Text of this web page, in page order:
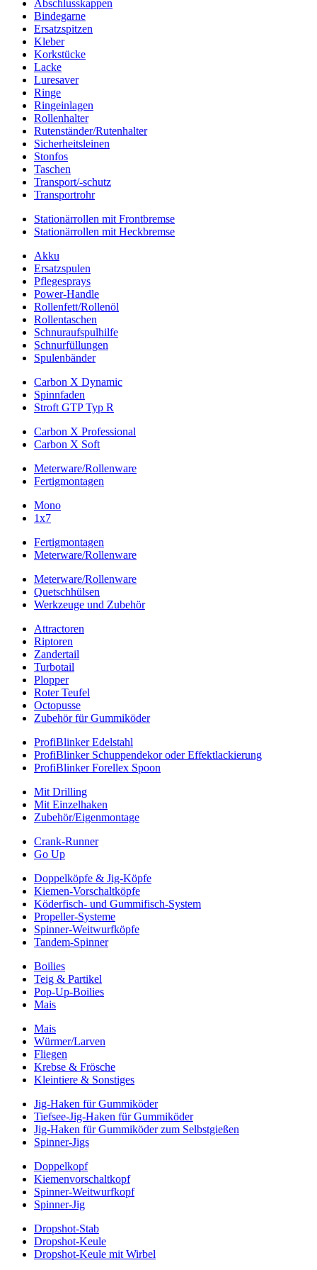
Abschlusskappen
Bindegarne
Ersatzspitzen
Kleber
Korkstücke
Lacke
Luresaver
Ringe
Ringeinlagen
Rollenhalter
Rutenständer/Rutenhalter
Sicherheitsleinen
Stonfos
Taschen
Transport/-schutz
Transportrohr
Stationärrollen mit Frontbremse
Stationärrollen mit Heckbremse
Akku
Ersatzspulen
Pflegesprays
Power-Handle
Rollenfett/Rollenöl
Rollentaschen
Schnuraufspulhilfe
Schnurfüllungen
Spulenbänder
Carbon X Dynamic
Spinnfaden
Stroft GTP Typ R
Carbon X Professional
Carbon X Soft
Meterware/Rollenware
Fertigmontagen
Mono
1x7
Fertigmontagen
Meterware/Rollenware
Meterware/Rollenware
Quetschhülsen
Werkzeuge und Zubehör
Attractoren
Riptoren
Zandertail
Turbotail
Plopper
Roter Teufel
Octopusse
Zubehör für Gummiköder
ProfiBlinker Edelstahl
ProfiBlinker Schuppendekor oder Effektlackierung
ProfiBlinker Forellex Spoon
Mit Drilling
Mit Einzelhaken
Zubehör/Eigenmontage
Crank-Runner
Go Up
Doppelköpfe & Jig-Köpfe
Kiemen-Vorschaltköpfe
Köderfisch- und Gummifisch-System
Propeller-Systeme
Spinner-Weitwurfköpfe
Tandem-Spinner
Boilies
Teig & Partikel
Pop-Up-Boilies
Mais
Mais
Würmer/Larven
Fliegen
Krebse & Frösche
Kleintiere & Sonstiges
Jig-Haken für Gummiköder
Tiefsee-Jig-Haken für Gummiköder
Jig-Haken für Gummiköder zum Selbstgießen
Spinner-Jigs
Doppelkopf
Kiemenvorschaltkopf
Spinner-Weitwurfkopf
Spinner-Jig
Dropshot-Stab
Dropshot-Keule
Dropshot-Keule mit Wirbel